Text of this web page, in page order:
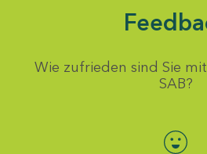
Wie zufrieden sind Sie
SAB?